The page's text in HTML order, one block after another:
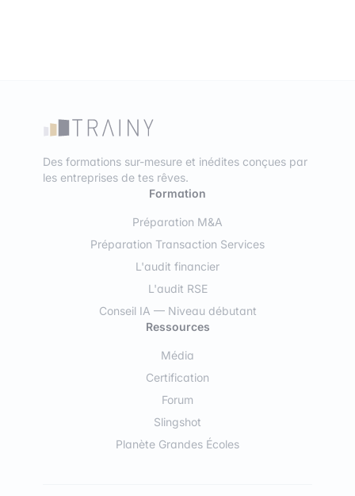
Des formations sur-mesure et inédites conçues par
les entreprises de tes rêves.
Formation
Préparation M&A
Préparation Transaction Services
L'audit financier
L'audit RSE
Conseil IA — Niveau débutant
Ressources
Média
Certification
Forum
Slingshot
Planète Grandes Écoles